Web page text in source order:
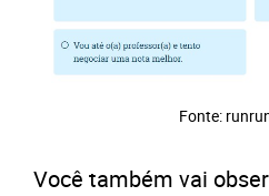
Fonte:
Você também vai